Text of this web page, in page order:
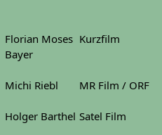
Florian Moses
Bayer
Kurzfilm
Michi Riebl MR Film / ORF
Holger Barthel Satel Film